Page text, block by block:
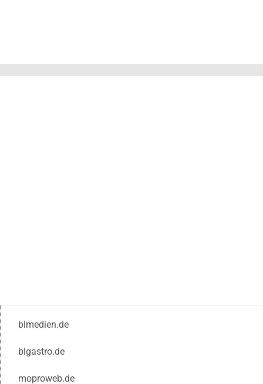
blmedien.de
blgastro.de
moproweb.de